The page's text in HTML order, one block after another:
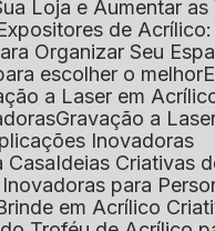
Loja e Aumentar as
Expositores de
Organizar Seu
escolher o melhor
a Laser em
Gravação a
Inovadoras
Casa Ideias Criativas
Inovadoras para
em Acrílico